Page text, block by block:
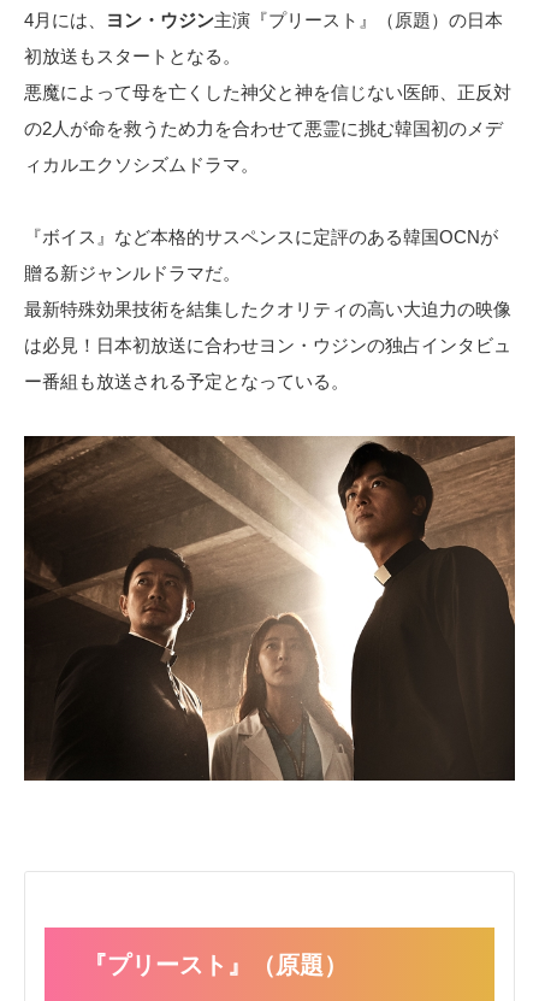
4月には、 ヨン・ウジン主演『プリースト』（原題）の日本
初放送もスタートとなる。
悪魔によって母を亡くした神父と神を信じない医師、正反対
の2人が命を救うため力を合わせて悪霊に挑む韓国初のメデ
ィカルエクソシズムドラマ。
『ボイス』など本格的サスペンスに定評のある韓国OCNが
贈る新ジャンルドラマだ。
最新特殊効果技術を結集したクオリティの高い大迫力の映像
は必見！日本初放送に合わせヨン・ウジンの独占インタビュ
ー番組も放送される予定となっている。
『プリースト』（原題）